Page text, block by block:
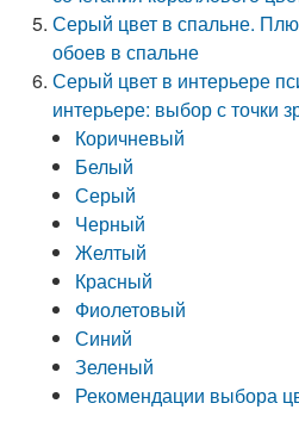
Серый цвет в спальне.
обоев в спальне
Серый цвет в интерьере
интерьере: выбор с точки
Коричневый
Белый
Серый
Черный
Желтый
Красный
Фиолетовый
Синий
Зеленый
Рекомендации выбора